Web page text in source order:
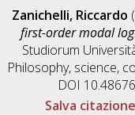
Zanichelli, Riccardo
first-order modal
Studiorum
Philosophy, science,
DOI
Salva citazione